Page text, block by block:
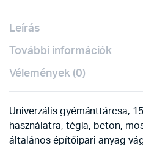
Leírás
További információk
Vélemények (0)
Univerzális gyémánttárcsa,
használatra, tégla, beton,
általános építőipari anyag